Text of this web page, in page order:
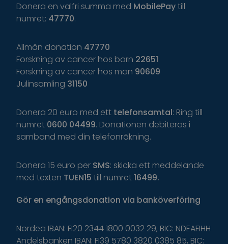
Donera en valfri summa med MobilePaytill
numret: 47770.
Allmän donation 47770
Forskning av cancer hos barn 22651
Forskning av cancer hos män 90609
Julinsamling 31150
Donera 20 euro med ett telefonsamtal: Ring till
numret 0600 04499. Donationen debiteras i
samband med din telefonräkning.
Donera 15 euro per SMS: skicka ett meddelande
med texten TUEN15 till numret16499.
Gör en engångsdonation via banköverföring
Nordea IBAN: FI20 2344 1800 0032 29, BIC: NDEAFIHH
Andelsbanken IBAN: FI39 5780 3820 0385 85, BIC: